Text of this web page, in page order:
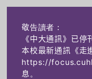
敬告讀者：
《中大通訊》已
本校最新通訊《走
https://
息。